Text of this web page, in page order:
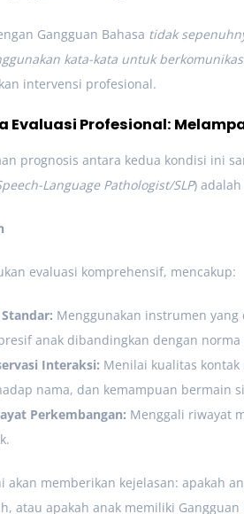
Gangguan Bahasa tidak
kata-kata untuk
intervensi profesional.
Evaluasi Profesional:
prognosis antara kedua kondisi ini
Language Pathologist/SLP)
evaluasi komprehensif, mencakup:
Standar: Menggunakan instrumen
anak dibandingkan dengan norma
Interaksi: Menilai kualitas
nama, dan kemampuan bermain
Perkembangan: Menggali riwayat
akan memberikan kejelasan: apakah
atau apakah anak memiliki